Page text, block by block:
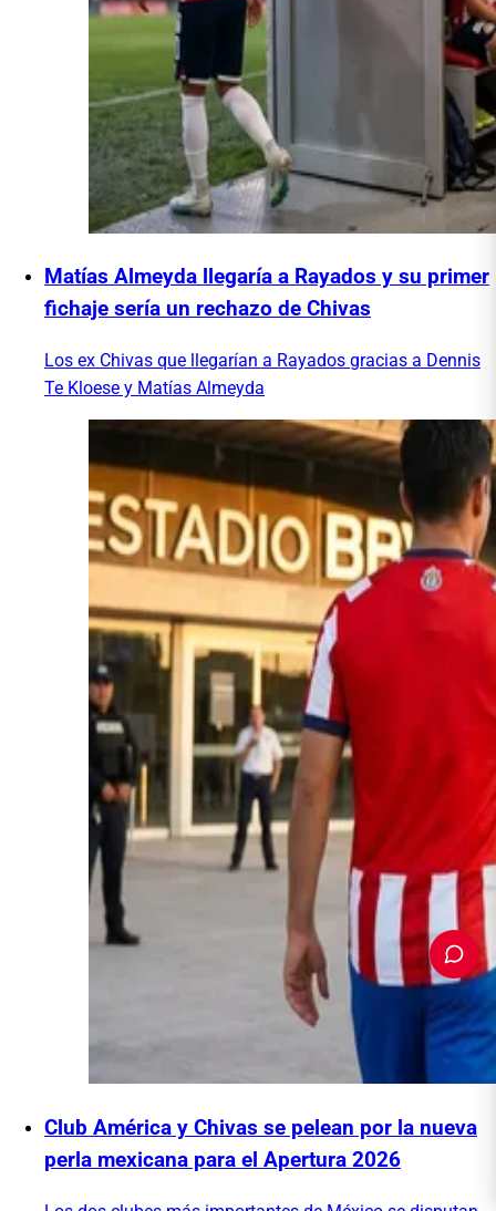
Matías Almeyda llegaría a Rayados y su primer
fichaje sería un rechazo de Chivas
Los ex Chivas que llegarían a Rayados gracias a Dennis
Te Kloese y Matías Almeyda
Club América y Chivas se pelean por la nueva
perla mexicana para el Apertura 2026